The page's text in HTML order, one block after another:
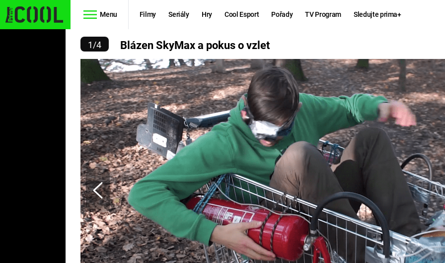
Menu Filmy Seriály Hry Cool Esport Pořady TV Program Sledujte prima+
SIMPSONOVI
FUTURAMA
Filmy
STAR WARS
AVENGERS
RYCHLE A
ZBĚSILE 10
PREDÁTOR
Hry
MAFIA
GTA 6
KINGDOM
COME:
DELIVERANCE
ESPORT
Zábava
CHUCK
NORRIS
A POKUS O VZLET
1/4 Blázen SkyMax a pokus o vzlet